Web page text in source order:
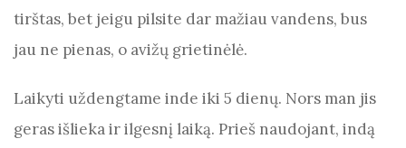
tirštas, bet jeigu pilsite dar mažiau vandens, bus
jau ne pienas, o avižų grietinėlė.
Laikyti uždengtame inde iki 5 dienų. Nors man jis
geras išlieka ir ilgesnį laiką. Prieš naudojant, indą